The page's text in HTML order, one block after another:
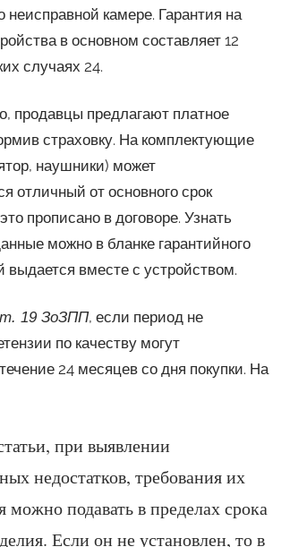
неисправной камере. Гарантия на
в основном составляет 12
случаях 24.
продавцы предлагают платное
страховку. На комплектующие
наушники) может
отличный от основного срок
прописано в договоре. Узнать
можно в бланке гарантийного
выдается вместе с устройством.
19 ЗоЗПП, если период не
по качеству могут
24 месяцев со дня покупки. На
при выявлении
недостатков, требования их
можно подавать в пределах срока
Если он не установлен, то в